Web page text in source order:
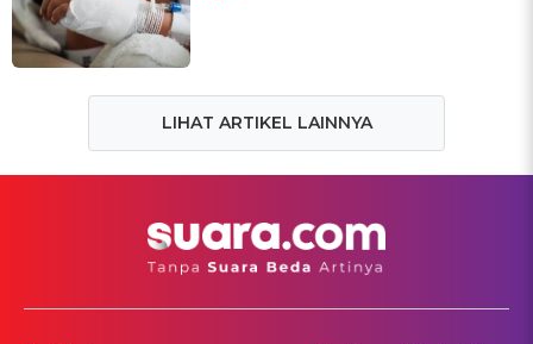
LIHAT ARTIKEL LAINNYA